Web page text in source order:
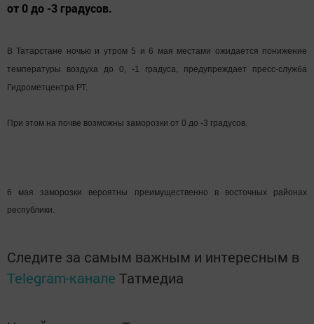
от 0 до -3 градусов.
В Татарстане ночью и утром 5 и 6 мая местами ожидается понижение
температуры воздуха до 0, -1 градуса, предупреждает пресс-служба
Гидрометцентра РТ.
При этом на почве возможны заморозки от 0 до -3 градусов.
6 мая заморозки вероятны преимущественно в восточных районах
республики.
Следите за самым важным и интересным в
Telegram-канале Татмедиа